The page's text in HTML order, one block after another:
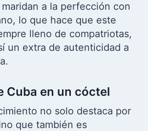
a la perfección con
lo que hace que este
lleno de compatriotas,
un extra de autenticidad a
Cuba en un cóctel
no solo destaca por
que también es